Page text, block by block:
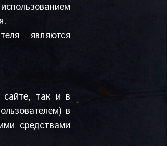
являются
сайте, так и в
в
средствами